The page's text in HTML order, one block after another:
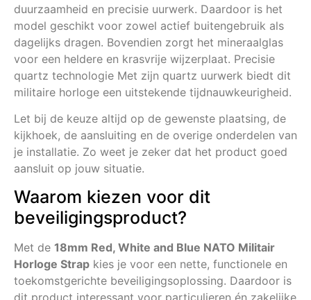
duurzaamheid en precisie uurwerk. Daardoor is het
model geschikt voor zowel actief buitengebruik als
dagelijks dragen. Bovendien zorgt het mineraalglas
voor een heldere en krasvrije wijzerplaat. Precisie
quartz technologie Met zijn quartz uurwerk biedt dit
militaire horloge een uitstekende tijdnauwkeurigheid.
Let bij de keuze altijd op de gewenste plaatsing, de
kijkhoek, de aansluiting en de overige onderdelen van
je installatie. Zo weet je zeker dat het product goed
aansluit op jouw situatie.
Waarom kiezen voor dit
beveiligingsproduct?
Met de 18mm Red, White and Blue NATO Militair
Horloge Strap kies je voor een nette, functionele en
toekomstgerichte beveiligingsoplossing. Daardoor is